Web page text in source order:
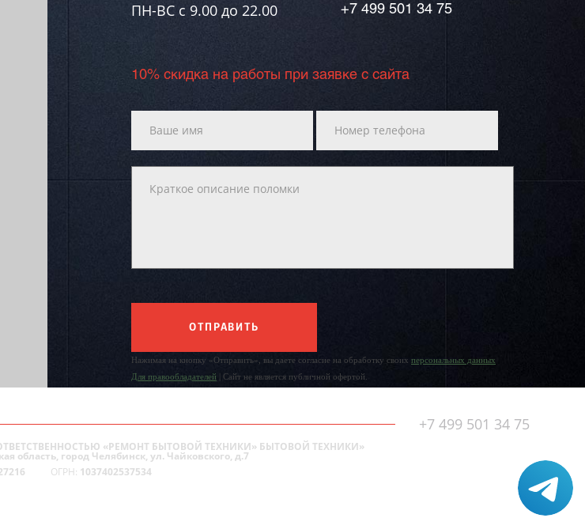
ПН-ВC c 9.00 до 22.00 +7 499 501 34 75
10% скидка на работы при заявке с сайта
ОТПРАВИТЬ
Нажимая на кнопку «Отправить», вы даете согласие на обработку своих персональных данных
Для правообладателей | Сайт не является публичной офертой.
+7 499 501 34 75
«РЕМОНТ БЫТОВОЙ ТЕХНИКИ» БЫТОВОЙ ТЕХНИКИ»
область, город Челябинск, ул. Чайковского, д.7
ОГРН: 1037402537534